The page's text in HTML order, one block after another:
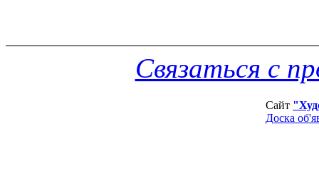
Связаться с
Сайт
Доска